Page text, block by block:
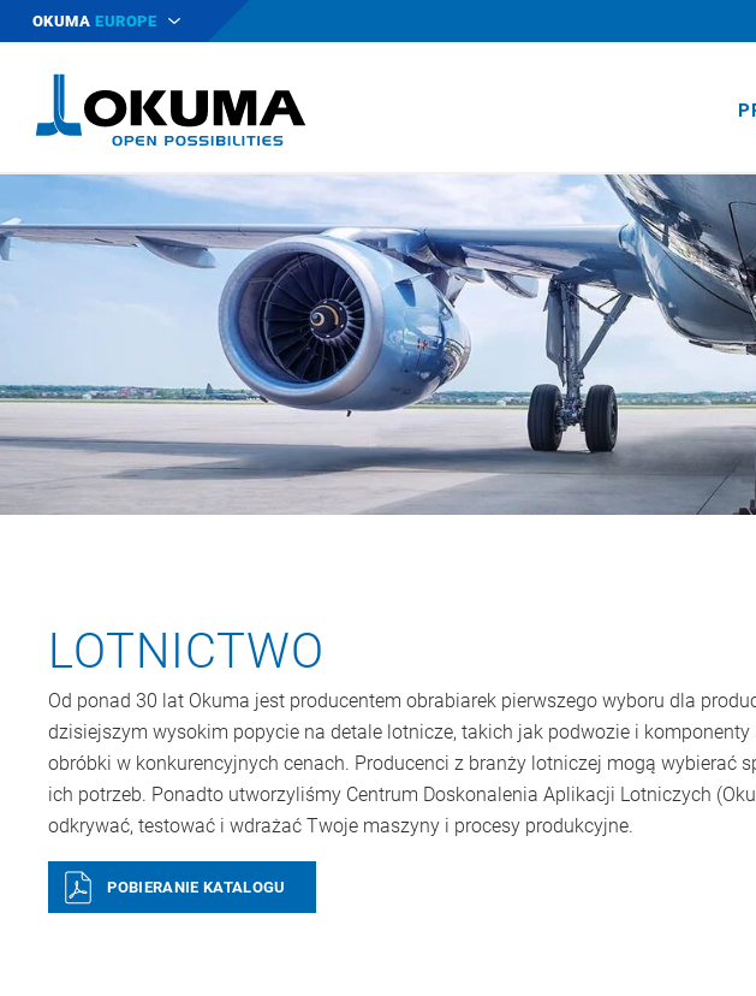
OKUMA EUROPE
LOTNICTWO
Od ponad 30 lat Okuma jest producentem obrabiarek pierwszego wyboru dla
dzisiejszym wysokim popycie na detale lotnicze, takich jak podwozie i
obróbki w konkurencyjnych cenach. Producenci z branży lotniczej mogą wybierać
ich potrzeb. Ponadto utworzyliśmy Centrum Doskonalenia Aplikacji Lotniczych
odkrywać, testować i wdrażać Twoje maszyny i procesy produkcyjne.
POBIERANIE KATALOGU